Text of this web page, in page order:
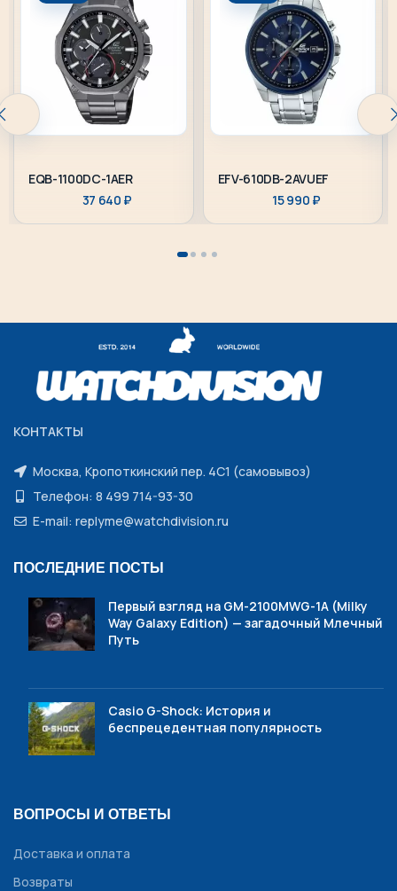
EQB-1100DC-1AER
37 640 ₽
EFV-610DB-2AVUEF
15 990 ₽
КОНТАКТЫ
Москва, Кропоткинский пер. 4С1 (самовывоз)
Телефон: 8 499 714-93-30
E-mail: replyme@watchdivision.ru
ПОСЛЕДНИЕ ПОСТЫ
Первый взгляд на GM-2100MWG-1A (Milky
Way Galaxy Edition) — загадочный Млечный
Путь
Casio G-Shock: История и
беспрецедентная популярность
ВОПРОСЫ И ОТВЕТЫ
Доставка и оплата
Возвраты